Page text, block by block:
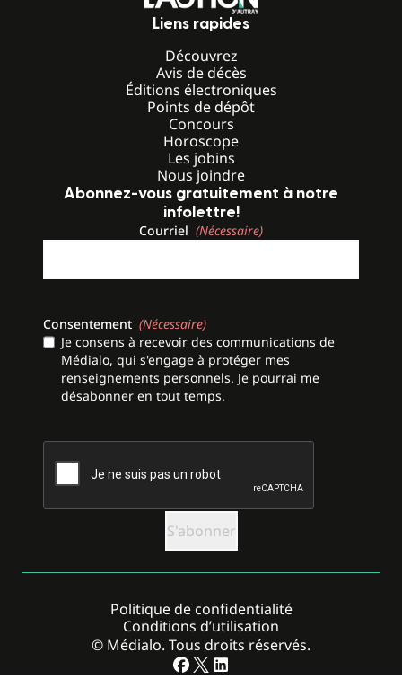
Liens rapides
Découvrez
Avis de décès
Éditions électroniques
Points de dépôt
Concours
Horoscope
Les jobins
Nous joindre
Abonnez-vous gratuitement à notre
infolettre!
Courriel (Nécessaire)
Consentement (Nécessaire)
Je consens à recevoir des communications de
Médialo, qui s'engage à protéger mes
renseignements personnels. Je pourrai me
désabonner en tout temps.
© Médialo. Tous droits réservés.
Politique de confidentialité
Conditions d’utilisation